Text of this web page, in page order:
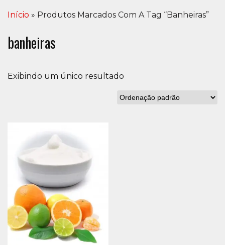
Início » Produtos Marcados Com A Tag “banheiras”
banheiras
Exibindo um único resultado